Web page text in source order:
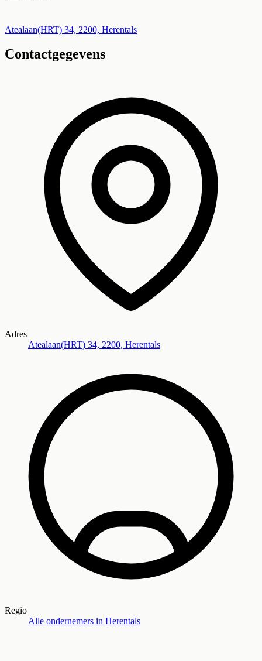
+
−
Atealaan(HRT) 34, 2200, Herentals
Contactgegevens
Adres
Atealaan(HRT) 34, 2200, Herentals
Regio
Alle ondernemers in Herentals